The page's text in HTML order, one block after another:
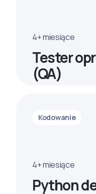
4+ miesiące
Tester
(QA)
Kodowanie
4+ miesiące
Python